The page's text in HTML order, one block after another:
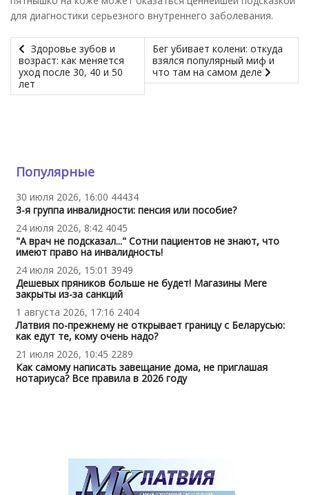
для диагностики серьезного внутреннего заболевания.
Здоровье зубов и
возраст: как меняется
уход после 30, 40 и 50
лет
Бег убивает колени: откуда
взялся популярный миф и
что там на самом деле
Популярные
30 июля 2026, 16:00 44434
3-я группа инвалидности: пенсия или пособие?
24 июля 2026, 8:42 4045
"А врач не подсказал..." Сотни пациентов не знают, что
имеют право на инвалидность!
24 июля 2026, 15:01 3949
Дешевых пряников больше не будет! Магазины Mere
закрыты из-за санкций
1 августа 2026, 17:16 2404
Латвия по-прежнему не открывает границу с Беларусью:
как едут те, кому очень надо?
21 июля 2026, 10:45 2289
Как самому написать завещание дома, не приглашая
нотариуса? Все правила в 2026 году